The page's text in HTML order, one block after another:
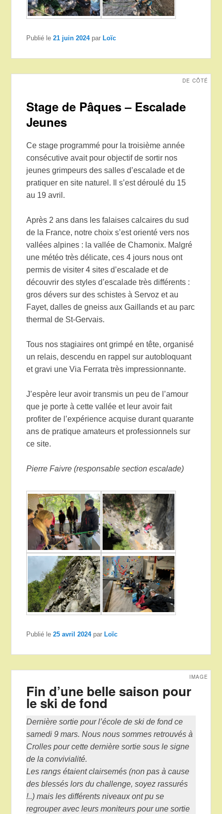
Publié le21 juin 2024 parLoïc
DE CÔTÉ
Stage de Pâques – Escalade
Jeunes
Ce stage programmé pour la troisième année
consécutive avait pour objectif de sortir nos
jeunes grimpeurs des salles d’escalade et de
pratiquer en site naturel. Il s’est déroulé du 15
au 19 avril.
Après 2 ans dans les falaises calcaires du sud
de la France, notre choix s’est orienté vers nos
vallées alpines : la vallée de Chamonix. Malgré
une météo très délicate, ces 4 jours nous ont
permis de visiter 4 sites d’escalade et de
découvrir des styles d’escalade très différents :
gros dévers sur des schistes à Servoz et au
Fayet, dalles de gneiss aux Gaillands et au parc
thermal de St-Gervais.
Tous nos stagiaires ont grimpé en tête, organisé
un relais, descendu en rappel sur autobloquant
et gravi une Via Ferrata très impressionnante.
J’espère leur avoir transmis un peu de l’amour
que je porte à cette vallée et leur avoir fait
profiter de l’expérience acquise durant quarante
ans de pratique amateurs et professionnels sur
ce site.
Pierre Faivre (responsable section escalade)
Publié le25 avril 2024 par Loïc
Fin d’une belle saison pour
le ski de fond
IMAGE
Dernière sortie pour l’école de ski de fond ce
samedi 9 mars. Nous nous sommes retrouvés à
Crolles pour cette dernière sortie sous le signe
de la convivialité.
Les rangs étaient clairsemés (non pas à cause
des blessés lors du challenge, soyez rassurés
!..) mais les différents niveaux ont pu se
regrouper avec leurs moniteurs pour une sortie